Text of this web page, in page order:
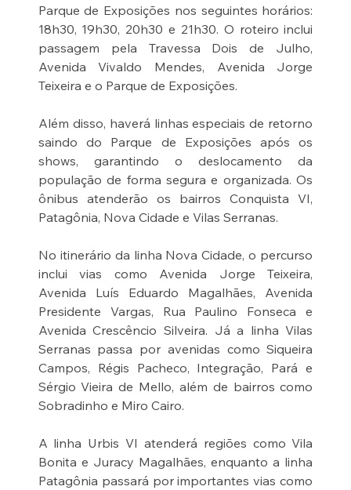
Parque de Exposições nos seguintes horários:
18h30, 19h30, 20h30 e 21h30. O roteiro inclui
passagem pela Travessa Dois de Julho,
Avenida Vivaldo Mendes, Avenida Jorge
Teixeira e o Parque de Exposições.
Além disso, haverá linhas especiais de retorno
saindo do Parque de Exposições após os
shows, garantindo o deslocamento da
população de forma segura e organizada. Os
ônibus atenderão os bairros Conquista VI,
Patagônia, Nova Cidade e Vilas Serranas.
No itinerário da linha Nova Cidade, o percurso
inclui vias como Avenida Jorge Teixeira,
Avenida Luís Eduardo Magalhães, Avenida
Presidente Vargas, Rua Paulino Fonseca e
Avenida Crescêncio Silveira. Já a linha Vilas
Serranas passa por avenidas como Siqueira
Campos, Régis Pacheco, Integração, Pará e
Sérgio Vieira de Mello, além de bairros como
Sobradinho e Miro Cairo.
A linha Urbis VI atenderá regiões como Vila
Bonita e Juracy Magalhães, enquanto a linha
Patagônia passará por importantes vias como